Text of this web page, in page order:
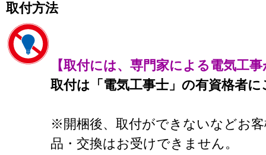
取付方法
【取付には、専門家による電気工
取付は「電気工事士」の有資格者
※開梱後、取付ができないなどお
品・交換はお受けできません。